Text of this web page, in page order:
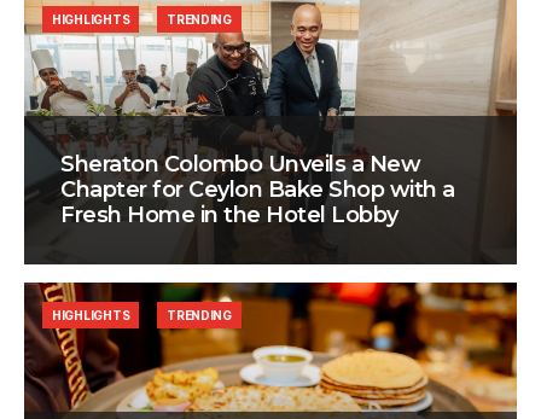
Sheraton Colombo Unveils a New
Chapter for Ceylon Bake Shop with a
Fresh Home in the Hotel Lobby
HIGHLIGHTS TRENDING
HIGHLIGHTS TRENDING